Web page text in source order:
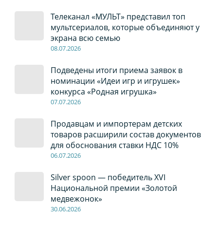
Телеканал «МУЛЬТ» представил топ
мультсериалов, которые объединяют у
экрана всю семью
08.07.2026
Подведены итоги приема заявок в
номинации «Идеи игр и игрушек»
конкурса «Родная игрушка»
07.07.2026
Продавцам и импортерам детских
товаров расширили состав документов
для обоснования ставки НДС 10%
06.07.2026
Silver spoon — победитель XVI
Национальной премии «Золотой
медвежонок»
30.06.2026